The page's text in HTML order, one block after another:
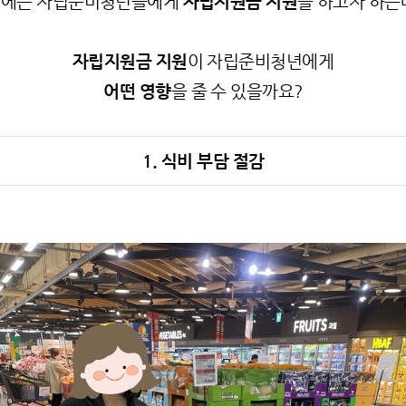
자립지원금 지원 이 자립준비청년에게
어떤 영향을 줄 수 있을까요?
1. 식비 부담 절감